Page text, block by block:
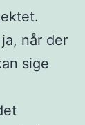
når der
sige